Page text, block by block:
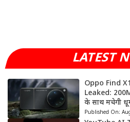
LATEST
Oppo Find
Leaked:
के साथ मचेगी
Published On: